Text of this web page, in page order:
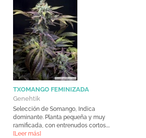
TXOMANGO FEMINIZADA
Genehtik
Selección de Somango, Indica
dominante. Planta pequeña y muy
ramificada, con entrenudos cortos....
[Leer más]